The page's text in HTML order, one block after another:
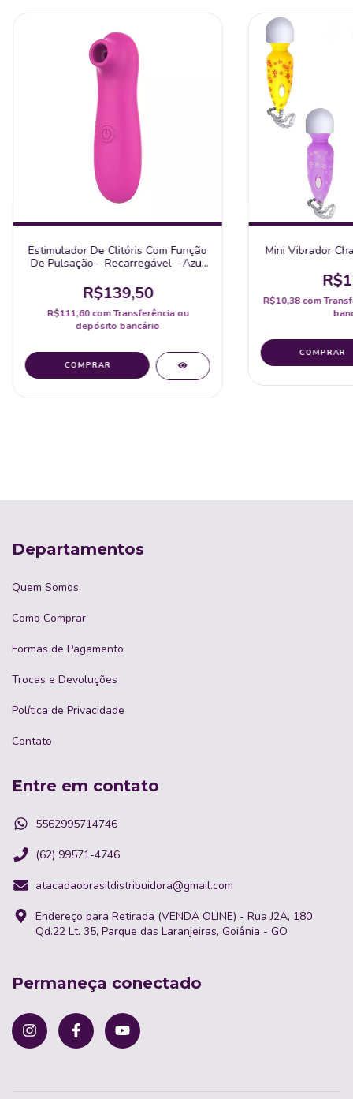
Estimulador De Clitóris Com Função
De Pulsação - Recarregável - Azul
R$139,50
R$111,60comTransferência ou
depósito bancário
Mini Vibrador
R$10,38com
Departamentos
Quem Somos
Como Comprar
Formas de Pagamento
Trocas e Devoluções
Política de Privacidade
Contato
Entre em contato
5562995714746
(62) 99571-4746
atacadaobrasildistribuidora@gmail.com
Endereço para Retirada (VENDA OLINE) - Rua J2A, 180
Qd.22 Lt. 35, Parque das Laranjeiras, Goiânia - GO
Permaneça conectado